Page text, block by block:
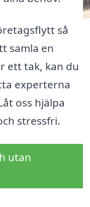
så
samla en
ett tak, kan du
experterna
oss hjälpa
stressfri.
utan